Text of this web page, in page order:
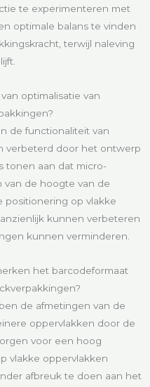
te experimenteren met
optimale balans te vinden
terwijl naleving
optimalisatie van
de functionaliteit van
verbeterd door het ontwerp
tonen aan dat micro-
van de hoogte van de
positionering op vlakke
kunnen verbeteren
kunnen verminderen.
het barcodeformaat
de afmetingen van de
oppervlakken door de
voor een hoog
vlakke oppervlakken
afbreuk te doen aan het